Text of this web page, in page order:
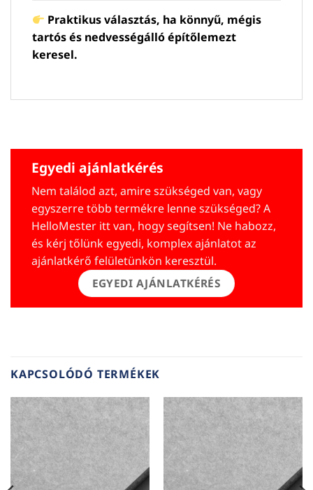
Praktikus választás, ha könnyű, mégis
tartós és nedvességálló építőlemezt
keresel.
Egyedi ajánlatkérés
Nem találod azt, amire szükséged van, vagy
egyszerre több termékre lenne szükséged? A
HelloMester itt van, hogy segítsen! Ne habozz,
és kérj tőlünk egyedi, komplex ajánlatot az
ajánlatkérő felületünkön keresztül.
EGYEDI AJÁNLATKÉRÉS
KAPCSOLÓDÓ TERMÉKEK